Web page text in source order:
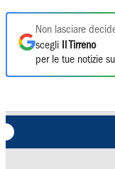
Non lasciare
scegli
Il Tirreno
per le tue notizie